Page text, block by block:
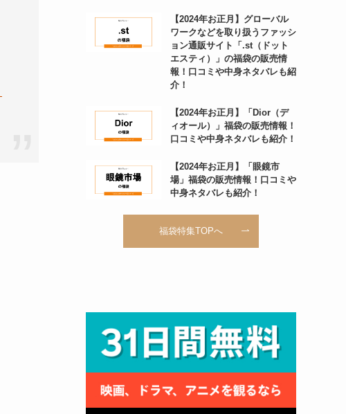
【2024年お正月】グローバル
ワークなどを取り扱うファッシ
ョン通販サイト「.st（ドット
エスティ）」の福袋の販売情
報！口コミや中身ネタバレも紹
介！
【2024年お正月】「Dior（デ
ィオール）」福袋の販売情報！
口コミや中身ネタバレも紹介！
【2024年お正月】「眼鏡市
場」福袋の販売情報！口コミや
中身ネタバレも紹介！
福袋特集TOPへ